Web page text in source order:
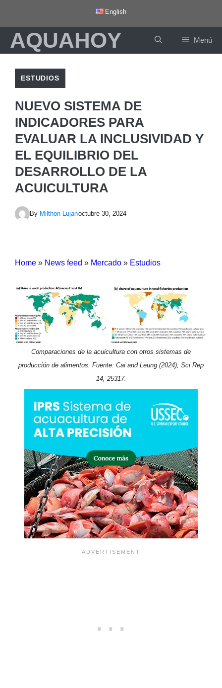
contenido
English
AQUAHOY Menú
ESTUDIOS
NUEVO SISTEMA DE
INDICADORES PARA
EVALUAR LA INCLUSIVIDAD Y
EL EQUILIBRIO DEL
DESARROLLO DE LA
ACUICULTURA
By Milthon Lujanoctubre 30, 2024
Home » News feed » Mercado » Estudios
Comparaciones de la acuicultura con otros sistemas de
producción de alimentos. Fuente: Cai and Leung (2024); Sci Rep
14, 25317.